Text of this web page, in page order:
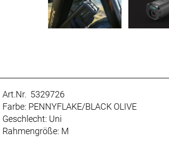
Art.Nr. 5329726
Farbe: PENNYFLAKE/BLACK OLIVE
Geschlecht: Uni
Rahmengröße: M